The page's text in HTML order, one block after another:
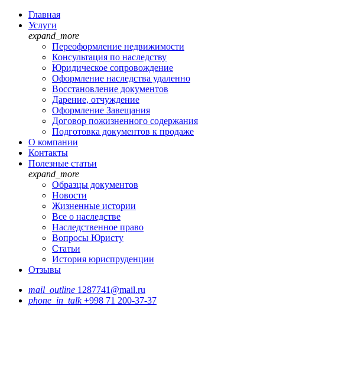
Главная
Услуги
expand_more
Переоформление недвижимости
Консультация по наследству
Юридическое сопровождение
Оформление наследства удаленно
Восстановление документов
Дарение, отчуждение
Оформление Завещания
Договор пожизненного содержания
Подготовка документов к продаже
О компании
Контакты
Полезные статьи
expand_more
Образцы документов
Новости
Жизненные истории
Все о наследстве
Наследственное право
Вопросы Юристу
Статьи
История юриспруденции
Отзывы
mail_outline 1287741@mail.ru
phone_in_talk +998 71 200-37-37